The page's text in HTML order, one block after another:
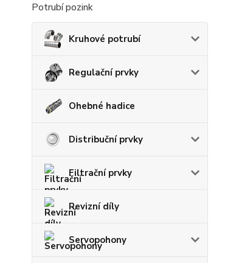
Potrubí pozink
Kruhové potrubí
Regulační prvky
Ohebné hadice
Distribuční prvky
Filtrační prvky
Revizní díly
Servopohony